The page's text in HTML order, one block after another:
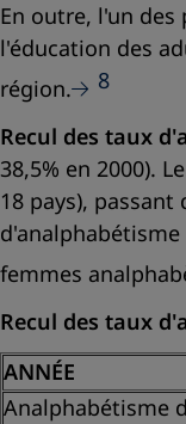
En outre, l'un des
l'éducation des
région.
8
Recul des taux
38,5% en 2000).
18 pays), passant
femmes
Recul des taux
ANNÉE
Analphabétisme